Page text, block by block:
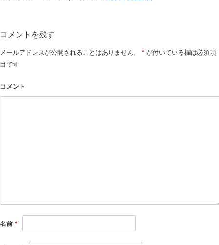
コメントを残す
メールアドレスが公開されることはありません。 * が付いている欄は必須項
目です
コメント
名前 *